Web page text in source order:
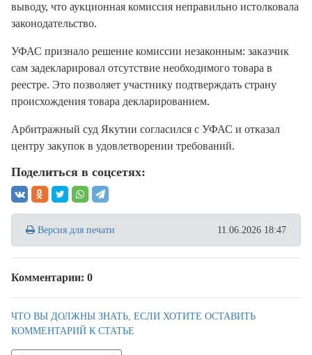
выводу, что аукционная комиссия неправильно истолковала
законодательство.
УФАС признало решение комиссии незаконным: заказчик
сам задекларировал отсутствие необходимого товара в
реестре. Это позволяет участнику подтверждать страну
происхождения товара декларированием.
Арбитражный суд Якутии согласился с УФАС и отказал
центру закупок в удовлетворении требований.
Поделиться в соцсетях:
Версия для печати 11.06.2026 18:47
Комментарии: 0
ЧТО ВЫ ДОЛЖНЫ ЗНАТЬ, ЕСЛИ ХОТИТЕ ОСТАВИТЬ
КОММЕНТАРИЙ К СТАТЬЕ